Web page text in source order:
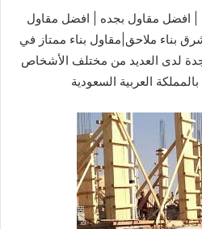
افضل مقاول بجده | افضل مقاول
بناء ملاحق|مقاول بناء ممتاز في
لدى العديد من مختلف الأشخاص